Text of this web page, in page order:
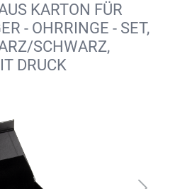
KARTON FÜR
- OHRRINGE - SET,
SCHWARZ,
DRUCK